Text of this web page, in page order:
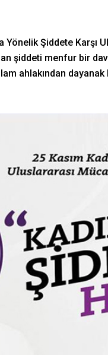
Yönelik Şiddete Karşı
şiddeti menfur bir
ahlakından